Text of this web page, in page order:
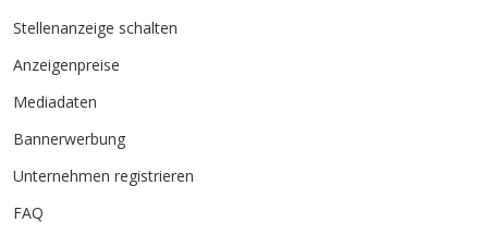
Stellenanzeige schalten
Anzeigenpreise
Mediadaten
Bannerwerbung
Unternehmen registrieren
FAQ